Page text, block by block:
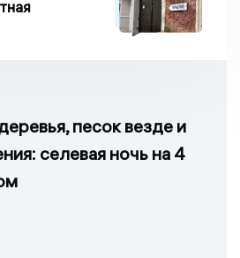
песок везде и
селевая ночь на 4